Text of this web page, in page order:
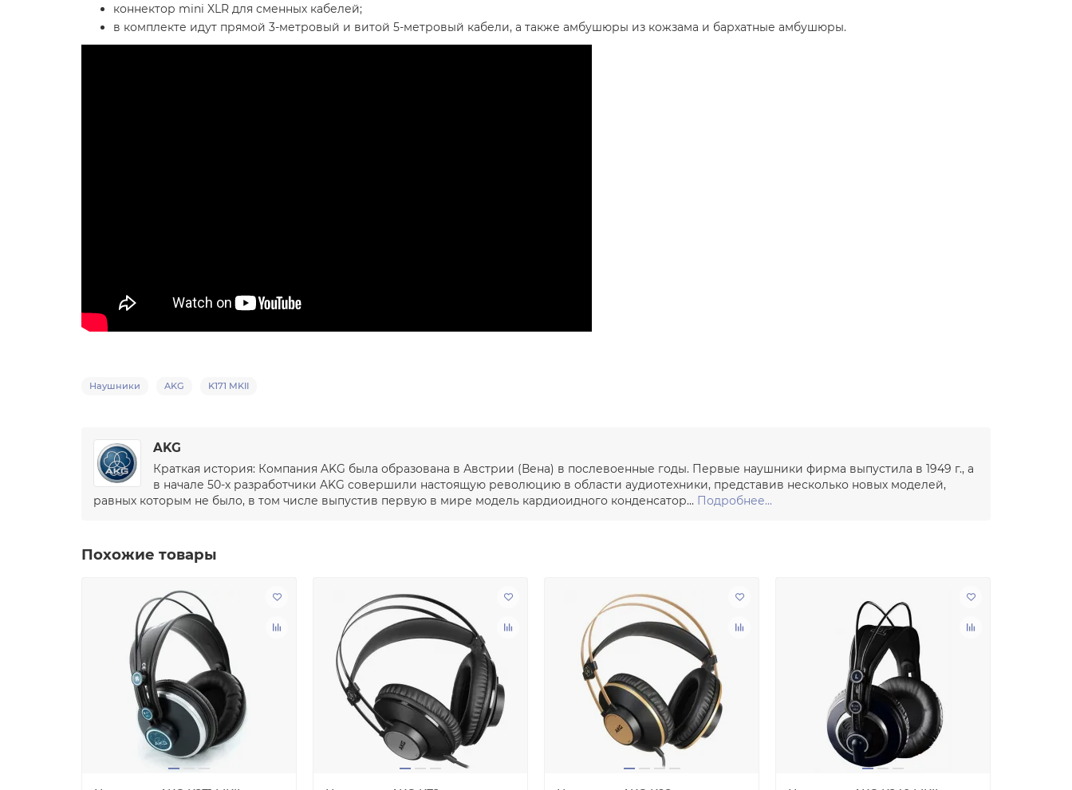
коннектор mini XLR для сменных кабелей;
в комплекте идут прямой 3-метровый и витой 5-метровый кабели, а также амбушюры из кожзама и бархатные амбушюры.
Наушники AKG K171 MKII
AKG
Краткая история: Компания AKG была образована в Австрии (Вена) в послевоенные годы. Первые наушники фирма выпустила в 1949 г., а
в начале 50-х разработчики AKG совершили настоящую революцию в области аудиотехники, представив несколько новых моделей,
равных которым не было, в том числе выпустив первую в мире модель кардиоидного конденсатор... Подробнее...
Похожие товары